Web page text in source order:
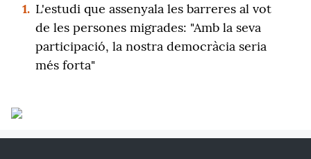
1. L'estudi que assenyala les barreres al vot
de les persones migrades: "Amb la seva
participació, la nostra democràcia seria
més forta"